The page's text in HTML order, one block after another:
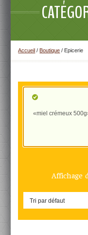
Accueil / Boutique / Epicerie
«miel crémeux
Affichage